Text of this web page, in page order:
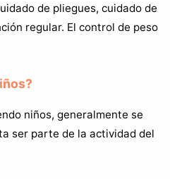
de pliegues, cuidado de
regular. El control de peso
niños, generalmente se
ser parte de la actividad del